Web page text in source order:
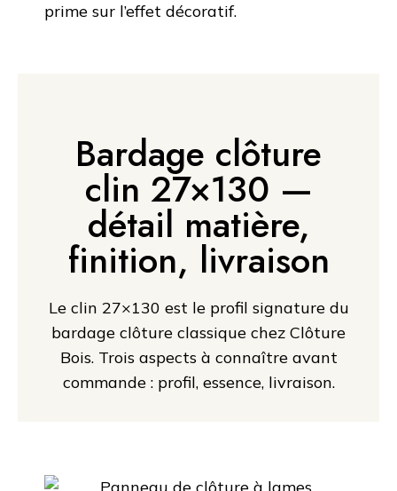
prime sur l’effet décoratif.
Bardage clôture
clin 27×130 —
détail matière,
finition, livraison
Le clin 27×130 est le profil signature du
bardage clôture classique chez Clôture
Bois. Trois aspects à connaître avant
commande : profil, essence, livraison.